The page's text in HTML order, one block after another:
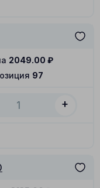
97
2049.00 ₽
+